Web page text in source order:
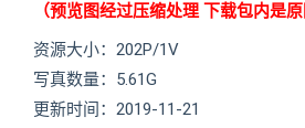
（预览图经过压缩处理 下载包内是原
资源大小：202P/1V
写真数量：5.61G
更新时间：2019-11-21